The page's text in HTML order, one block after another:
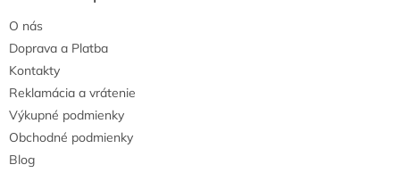
O nás
Doprava a Platba
Kontakty
Reklamácia a vrátenie
Výkupné podmienky
Obchodné podmienky
Blog